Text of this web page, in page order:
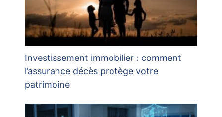
Investissement immobilier : comment
l’assurance décès protège votre
patrimoine